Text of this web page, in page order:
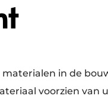
in de
voorzien van